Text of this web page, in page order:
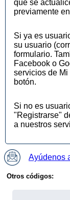
Otros códigos:
que se
previamente
Si ya es
su usuario
formulario.
Facebook o
servicios de
botón.
Si no es
"Registrarse"
a nuestros
Ayúdenos